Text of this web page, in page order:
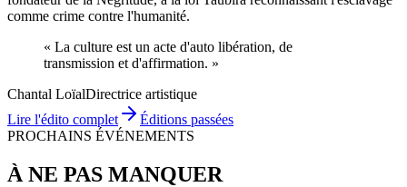
comme crime contre l'humanité.
« La culture est un acte d'auto libération, de
transmission et d'affirmation. »
Chantal LoïalDirectrice artistique
Lire l'édito complet
Éditions passées
PROCHAINS ÉVÉNEMENTS
À NE PAS MANQUER